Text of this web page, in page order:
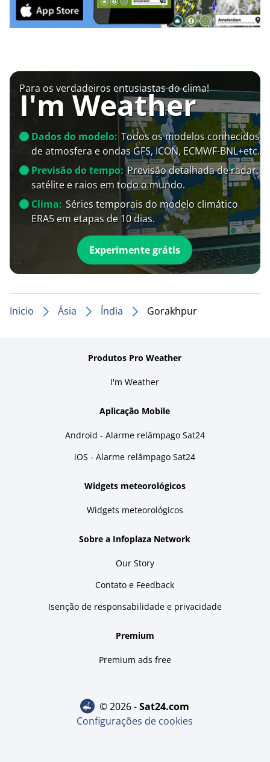
Para os verdadeiros entusiastas do clima!
I'm Weather
Dados do modelo: Todos os modelos conhecidos
de atmosfera e ondas GFS, ICON, ECMWF-BNL+etc.
Previsão do tempo: Previsão detalhada de radar,
satélite e raios em todo o mundo.
Clima: Séries temporais do modelo climático
ERA5 em etapas de 10 dias.
Experimente grátis
Inicio Ásia Índia Gorakhpur
Produtos Pro Weather
I'm Weather
Aplicação Mobile
Android - Alarme relâmpago Sat24
iOS - Alarme relâmpago Sat24
Widgets meteorológicos
Widgets meteorológicos
Sobre a Infoplaza Network
Our Story
Contato e Feedback
Isenção de responsabilidade e privacidade
Premium
Premium ads free
© 2026 - sat24.com
Configurações de cookies